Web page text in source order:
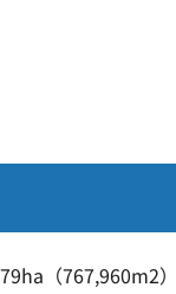
（767,960m2